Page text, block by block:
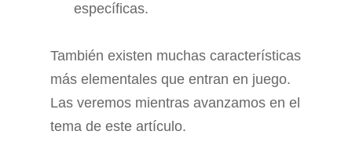
específicas.
También existen muchas características
más elementales que entran en juego.
Las veremos mientras avanzamos en el
tema de este artículo.